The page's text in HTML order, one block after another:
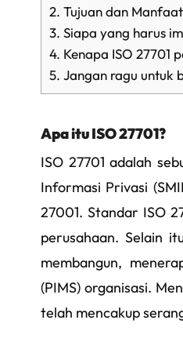
2. Tujuan dan Manfaat
3. Siapa yang harus
4. Kenapa ISO 27701
5. Jangan ragu untuk
Apa itu ISO 27701?
ISO 27701 adalah
Informasi Privasi
27001. Standar ISO
perusahaan. Selain
membangun,
(PIMS) organisasi.
telah mencakup